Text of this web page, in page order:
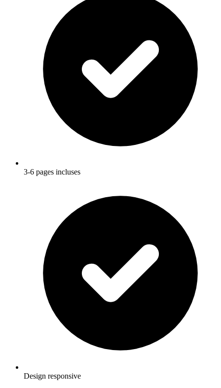
3-6 pages incluses
Design responsive